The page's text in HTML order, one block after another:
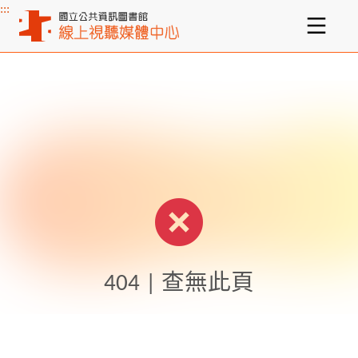
主要內容區塊
:::
404 | 查無此頁